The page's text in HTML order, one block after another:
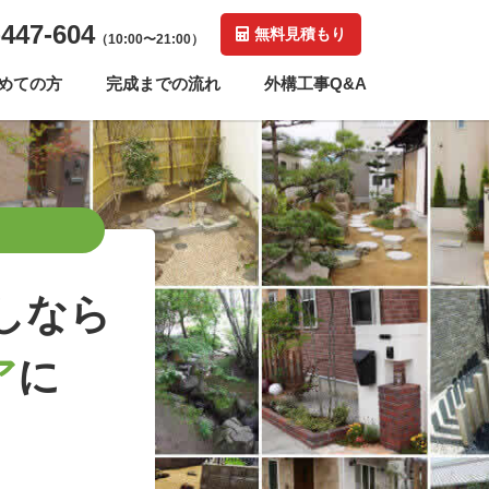
604（10:00〜21:00） 無料見積もり
ての方 完成までの流れ 外構工事Q&A
なら
に